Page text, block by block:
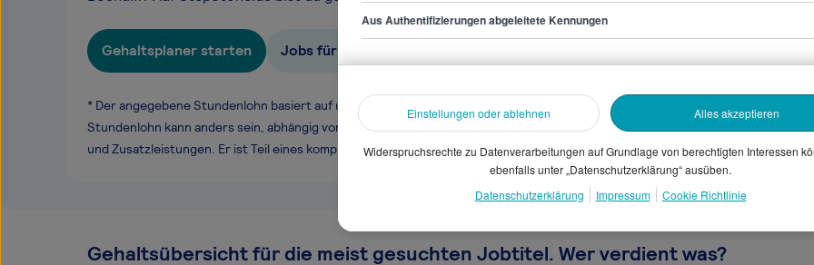
Gehaltsplaner starten Jobs für IT-Kaufmann/frau
* Der angegebene Stundenlohn basiert auf unseren gesammelten Daten. Dein
Stundenlohn kann anders sein, abhängig von Überstunden, Branche, Selbstständigkeit
und Zusatzleistungen. Er ist Teil eines komplexen Vergütungssystems.
Gehaltsübersicht für die meist gesuchten Jobtitel. Wer verdient was?
Aus Authentifizierungen abgeleitete Kennungen
Einstellungen oder ablehnen Alles akzeptieren
Widerspruchsrechte zu Datenverarbeitungen auf Grundlage von berechtigten Interessen
ebenfalls unter „Datenschutzerklärung“ ausüben.
Datenschutzerklärung
Impressum Cookie Richtlinie